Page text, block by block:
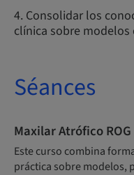
4. Consolidar los
clínica sobre modelos
Séances
Maxilar Atrófico ROG
Este curso combina
práctica sobre modelos,